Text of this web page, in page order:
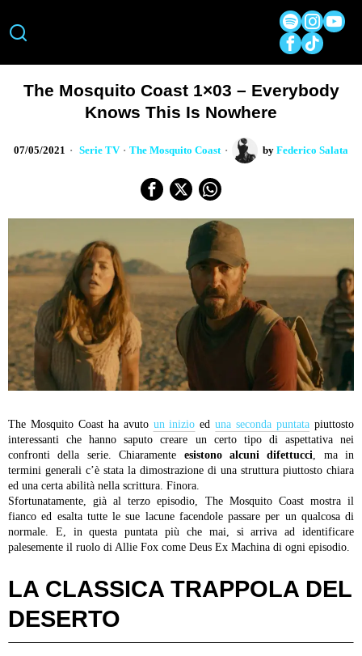
The Mosquito Coast 1×03 – Everybody
Knows This Is Nowhere
07/05/2021 Serie TV · The Mosquito Coast by Federico Salata
The Mosquito Coast ha avuto un inizio eduna seconda puntata piuttosto
interessanti che hanno saputo creare un certo tipo di aspettativa nei
confronti della serie. Chiaramente esistono alcuni difettucci , ma in
termini generali c’è stata la dimostrazione di una struttura piuttosto chiara
ed una certa abilità nella scrittura. Finora.
Sfortunatamente, già al terzo episodio, The Mosquito Coast mostra il
fianco ed esalta tutte le sue lacune facendole passare per un qualcosa di
normale. E, in questa puntata più che mai, si arriva ad identificare
palesemente il ruolo di Allie Fox come Deus Ex Machina di ogni episodio.
LA CLASSICA TRAPPOLA DEL
DESERTO